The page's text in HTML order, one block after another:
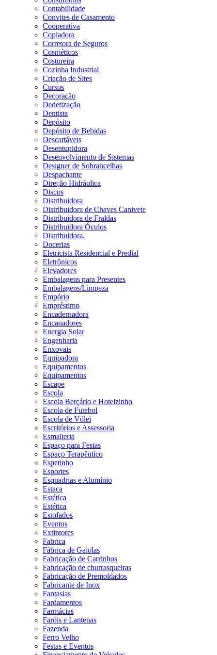
Contabilidade
Convites de Casamento
Cooperativa
Copiadora
Corretora de Seguros
Cosméticos
Costureira
Cozinha Industrial
Criação de Sites
Cursos
Decoração
Dedetização
Dentista
Depósito
Depósito de Bebidas
Descartáveis
Desentupidora
Desenvolvimento de Sistemas
Designer de Sobrancelhas
Despachante
Direção Hidráulica
Discos
Distribuidora
Distribuidora de Chaves Canivete
Distribuidora de Fraldas
Distribuidora Óculos
Distribuidora.
Docerias
Eletricista Residencial e Predial
Eletrônicos
Elevadores
Embalagens para Presentes
Embalagens/Limpeza
Empório
Empréstimo
Encadernadora
Encanadores
Energia Solar
Engenharia
Enxovais
Equipadora
Equipamentos
Equipamentos
Escape
Escola
Escola Berçário e Hotelzinho
Escola de Futebol
Escola de Vólei
Escritórios e Assessoria
Esmalteria
Espaço para Festas
Espaço Terapêutico
Espetinho
Esportes
Esquadrias e Alumínio
Estaca
Estética
Estética
Estofados
Eventos
Extintores
Fabrica
Fábrica de Gaiolas
Fabricação de Carrinhos
Fabricação de churrasqueiras
Fabricação de Premoldados
Fabricante de Inox
Fantasias
Fardamentos
Farmácias
Faróis e Lantenas
Fazenda
Ferro Velho
Festas e Eventos